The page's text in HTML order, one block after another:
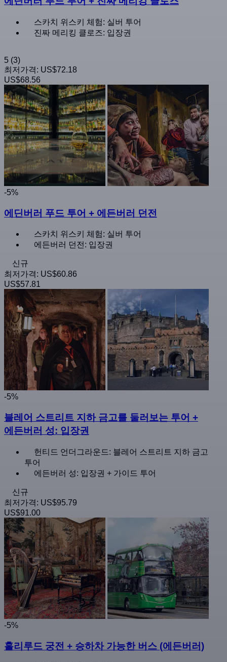
스카치 위스키 체험: 실버 투어
진짜 메리킹 클로즈: 입장권
5 (3)
최저가격: US$72.18
US$68.56
-5%
에딘버러 푸드 투어 + 에든버러 던전
스카치 위스키 체험: 실버 투어
에든버러 던전: 입장권
신규
최저가격: US$60.86
US$57.81
-5%
블레어 스트리트 지하 금고를 둘러보는 투어 +
에든버러 성: 입장권
헌티드 언더그라운드: 블레어 스트리트 지하 금고
투어
에든버러 성: 입장권 + 가이드 투어
신규
최저가격: US$95.79
US$91.00
-5%
홀리루드 궁전 + 승하차 가능한 버스 (에든버러)